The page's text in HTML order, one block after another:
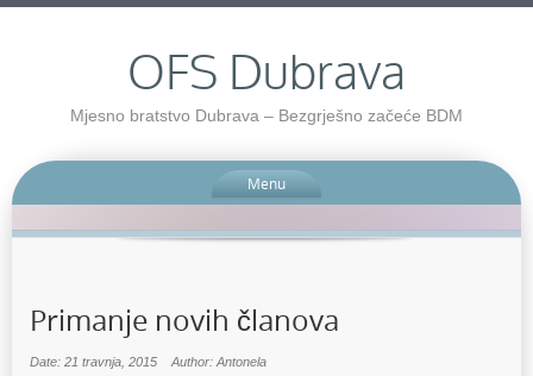
OFS Dubrava
Mjesno bratstvo Dubrava – Bezgrješno začeće BDM
Menu
Primanje novih članova
Date: 21 travnja, 2015 Author: Antonela